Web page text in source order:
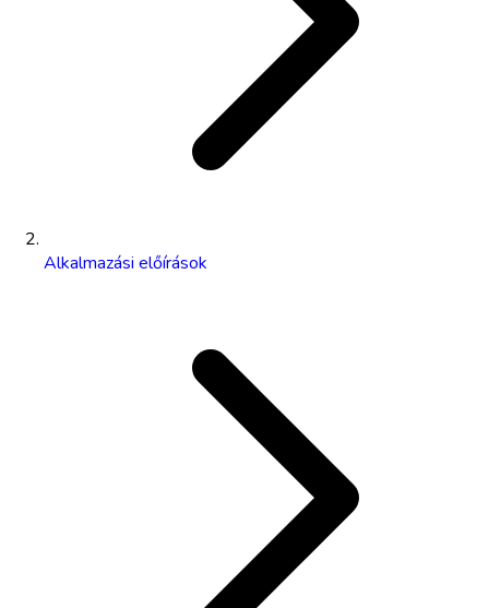
Alkalmazási előírások